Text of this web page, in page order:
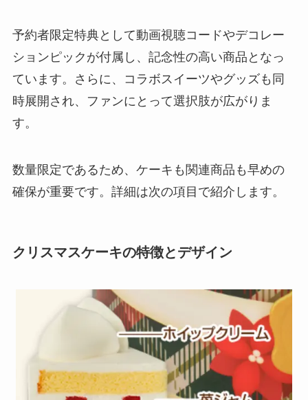
予約者限定特典として動画視聴コードやデコレー
ションピックが付属し、記念性の高い商品となっ
ています。さらに、コラボスイーツやグッズも同
時展開され、ファンにとって選択肢が広がりま
す。
数量限定であるため、ケーキも関連商品も早めの
確保が重要です。詳細は次の項目で紹介します。
クリスマスケーキの特徴とデザイン